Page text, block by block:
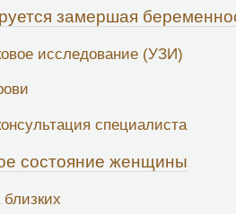
замершая
исследование (УЗИ)
специалиста
состояние женщины